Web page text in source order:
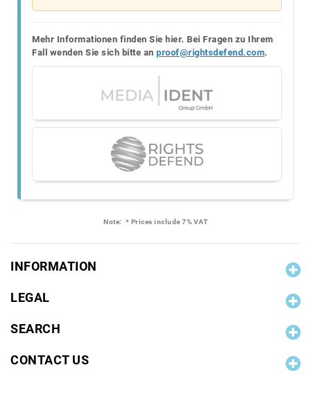
Mehr Informationen finden Sie hier. Bei Fragen zu Ihrem
Fall wenden Sie sich bitte an proof@rightsdefend.com.
Note: * Prices include 7% VAT
INFORMATION
LEGAL
SEARCH
CONTACT US